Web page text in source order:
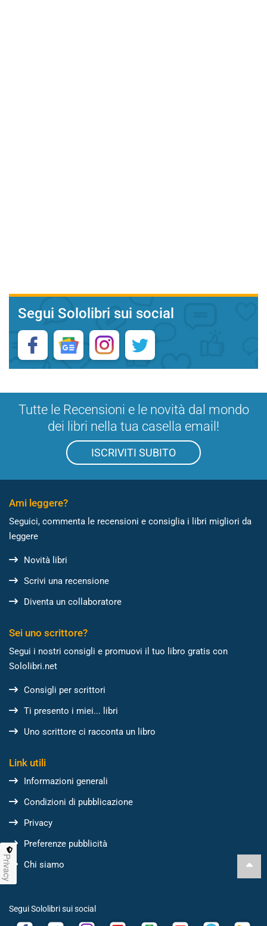
Segui Sololibri sui social
Tutte le Recensioni e le novità dal mondo
dei libri nella tua casella email!
ISCRIVITI SUBITO
Ami leggere?
Seguici, commenta le recensioni e consiglia i libri migliori da
leggere
Novità libri
Scrivi una recensione
Diventa un collaboratore
Sei uno scrittore?
Segui i nostri consigli e promuovi il tuo libro gratis con
Sololibri.net
Consigli per scrittori
Ti presento i miei... libri
Uno scrittore ci racconta un libro
Link utili
Informazioni generali
Condizioni di pubblicazione
Privacy
Preferenze pubblicità
Chi siamo
Segui Sololibri sui social
Privacy